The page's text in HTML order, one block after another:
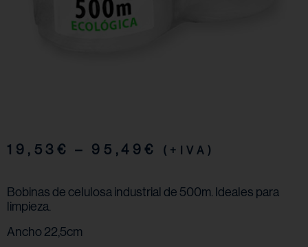
19,53 € – 95,49€ (+IVA)
Bobinas de celulosa industrial de 500m. Ideales para
limpieza.
Ancho 22,5cm